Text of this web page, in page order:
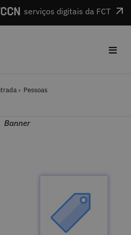
serviços digitais da FCT
≡
Pessoas
Banner